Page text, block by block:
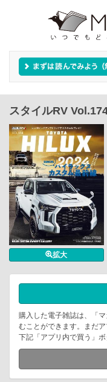
スタイルRV
拡大
購入した電子雑誌は、「
むことができます。まだ
下記「アプリ内で買う」